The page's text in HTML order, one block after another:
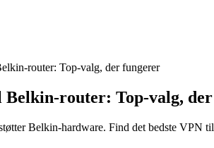
router: Top-valg, der fungerer
Belkin-router: Top-valg,
Belkin-hardware. Find det bedste